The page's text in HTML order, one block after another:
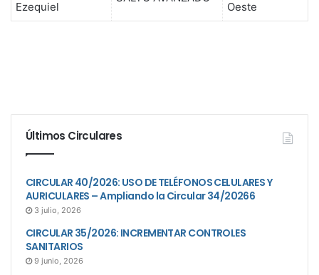
Ezequiel
Oeste
Últimos Circulares
CIRCULAR 40/2026: USO DE TELÉFONOS CELULARES Y
AURICULARES – Ampliando la Circular 34/20266
3 julio, 2026
CIRCULAR 35/2026: INCREMENTAR CONTROLES
SANITARIOS
9 junio, 2026